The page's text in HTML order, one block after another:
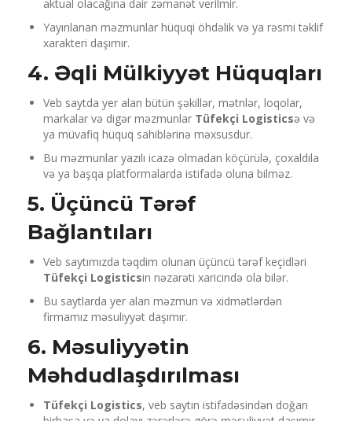
aktual olacağına dair zəmanət verilmir.
Yayınlanan məzmunlar hüquqi öhdəlik və ya rəsmi təklif
xarakteri daşımır.
4. Əqli Mülkiyyət Hüquqları
Veb saytda yer alan bütün şəkillər, mətnlər, loqolar,
markalar və digər məzmunlar Tüfekçi Logisticsə və
ya müvafiq hüquq sahiblərinə məxsusdur.
Bu məzmunlar yazılı icazə olmadan köçürülə, çoxaldıla
və ya başqa platformalarda istifadə oluna bilməz.
5. Üçüncü Tərəf
Bağlantıları
Veb saytımızda təqdim olunan üçüncü tərəf keçidləri
Tüfekçi Logisticsin nəzarəti xaricində ola bilər.
Bu saytlarda yer alan məzmun və xidmətlərdən
firmamız məsuliyyət daşımır.
6. Məsuliyyətin
Məhdudlaşdırılması
Tüfekçi Logistics, veb saytın istifadəsindən doğan